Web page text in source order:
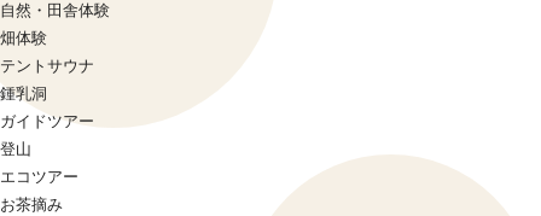
自然・田舎体験
畑体験
テントサウナ
鍾乳洞
ガイドツアー
登山
エコツアー
お茶摘み